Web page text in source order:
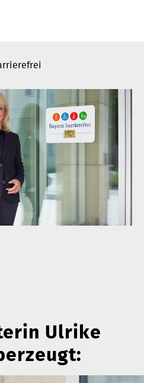
Ulrike